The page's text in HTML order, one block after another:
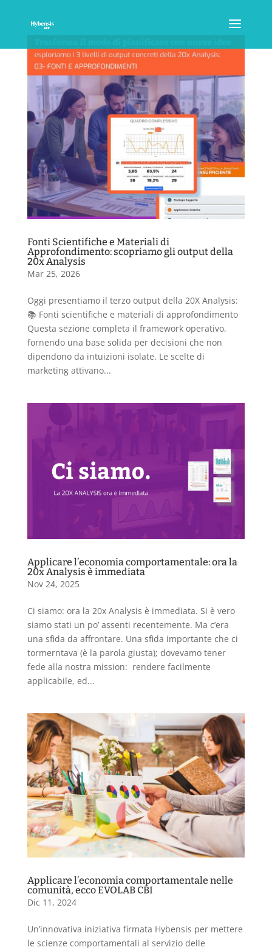
Fonti Scientifiche e Materiali di
Approfondimento: scopriamo gli output della
20x Analysis
Mar 25, 2026
Oggi presentiamo il terzo output della 20X Analysis:
📚 Fonti scientifiche e materiali di approfondimento
Questa sezione completa il framework operativo,
fornendo una base solida per decisioni che non
dipendono da intuizioni isolate. Le scelte di
marketing attivano...
Applicare l’economia comportamentale: ora la
20x Analysis è immediata
Nov 24, 2025
Ci siamo: ora la 20x Analysis è immediata. Si è vero
siamo stati un po’ assenti recentemente. Ma c’era
una sfida da affrontare. Una sfida importante che ci
tormerntava (è la parola giusta); dovevamo tener
fede alla nostra mission: rendere facilmente
applicabile, ed...
Applicare l’economia comportamentale nelle
comunità, ecco EVOLAB CBI
Dic 11, 2024
Un’innovativa iniziativa firmata Hybensis per mettere
le scienze comportamentali al servizio delle